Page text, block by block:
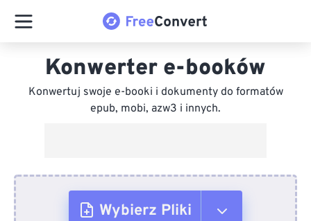
Konwerter e-booków
Konwertuj swoje e-booki i dokumenty do formatów
epub, mobi, azw3 i innych.
Wybierz Pliki